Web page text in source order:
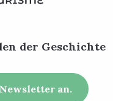
der Geschichte
an.